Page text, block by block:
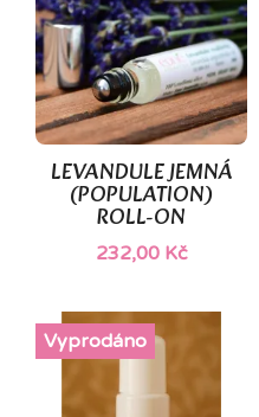
LEVANDULE JEMNÁ
(POPULATION)
ROLL-ON
232,00 Kč
Vyprodáno